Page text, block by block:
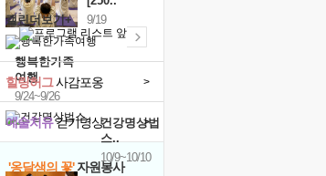
9/19
행복한가족
여행
9/24~9/26
건강명상법
스..
10/9~10/10
캘린더보기+
예술치유걷기명상 >
힐링허그사감포옹 >
'옹달샘의 꽃'자원봉사